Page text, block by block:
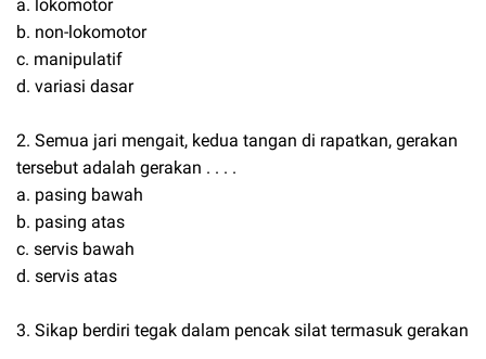
a. lokomotor
b. non-lokomotor
c. manipulatif
d. variasi dasar
2. Semua jari mengait, kedua tangan di rapatkan, gerakan
tersebut adalah gerakan . . . .
a. pasing bawah
b. pasing atas
c. servis bawah
d. servis atas
3. Sikap berdiri tegak dalam pencak silat termasuk gerakan